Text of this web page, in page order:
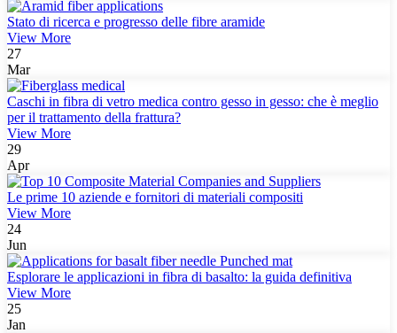
Stato di ricerca e progresso delle fibre aramide
View More
27
Mar
Caschi in fibra di vetro medica contro gesso in gesso: che è meglio
per il trattamento della frattura?
View More
29
Apr
Le prime 10 aziende e fornitori di materiali compositi
View More
24
Jun
Esplorare le applicazioni in fibra di basalto: la guida definitiva
View More
25
Jan